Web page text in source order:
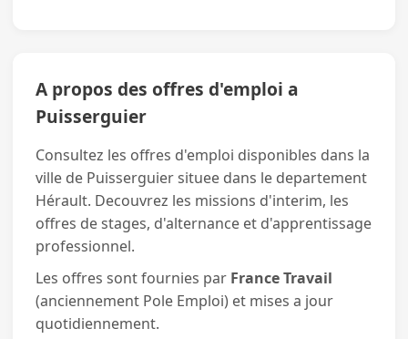
A propos des offres d'emploi a
Puisserguier
Consultez les offres d'emploi disponibles dans la
ville de Puisserguier situee dans le departement
Hérault. Decouvrez les missions d'interim, les
offres de stages, d'alternance et d'apprentissage
professionnel.
Les offres sont fournies par France Travail
(anciennement Pole Emploi) et mises a jour
quotidiennement.